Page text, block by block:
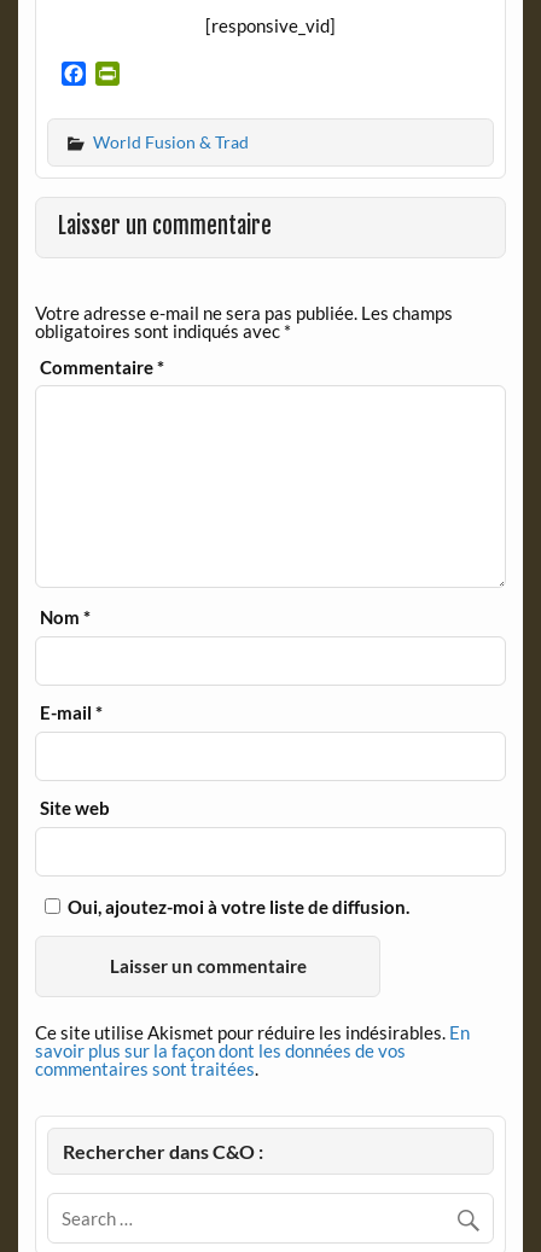
[responsive_vid]
c
e
b
o
o
k
i
n
t
F
r
e
d
l
y
World Fusion & Trad
Laisser un commentaire
Votre adresse e-mail ne sera pas publiée. Les champs
obligatoires sont indiqués avec *
Commentaire*
Nom*
E-mail*
Site web
Oui, ajoutez-moi à votre liste de diffusion.
Ce site utilise Akismet pour réduire les indésirables. En
savoir plus sur la façon dont les données de vos
commentaires sont traitées.
Rechercher dans C&O :